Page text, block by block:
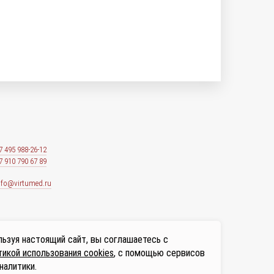
495 988-26-12
910 790 67 89
настоящий сайт, вы соглашаетесь с
использования cookies, с помощью сервисов